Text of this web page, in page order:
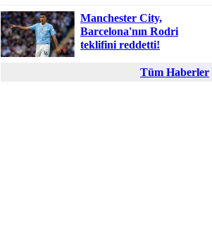
Manchester City,
Barcelona'nın Rodri
teklifini reddetti!
Tüm Haberler